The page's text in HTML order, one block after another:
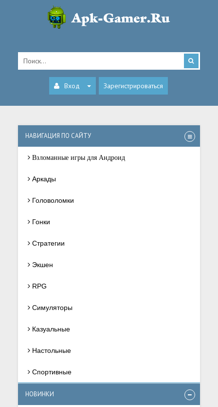
Вход Зарегистрироваться
НАВИГАЦИЯ ПО САЙТУ
Взломанные игры для Андроид
Аркады
Головоломки
Гонки
Стратегии
Экшен
RPG
Симуляторы
Казуальные
Настольные
Спортивные
НОВИНКИ